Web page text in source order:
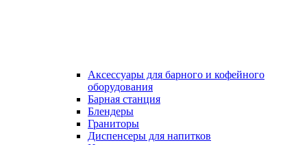
Аксессуары для барного и кофейного
оборудования
Барная станция
Блендеры
Граниторы
Диспенсеры для напитков